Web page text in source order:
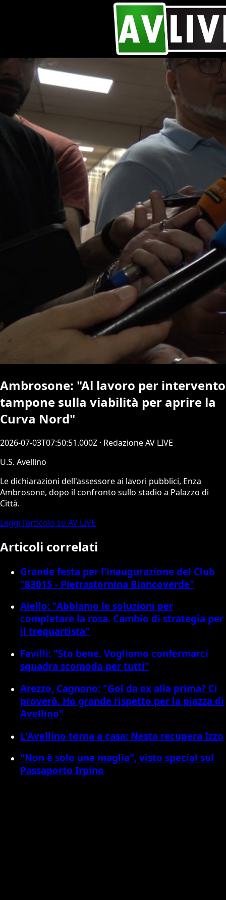
Ambrosone: "Al lavoro per intervento
tampone sulla viabilità per aprire la
Curva Nord"
2026-07-03T07:50:51.000Z · Redazione AV LIVE
U.S. Avellino
Le dichiarazioni dell'assessore ai lavori pubblici, Enza
Ambrosone, dopo il confronto sullo stadio a Palazzo di
Città.
Leggi l’articolo su AV LIVE
Articoli correlati
Grande festa per l'inaugurazione del Club
"83015 - Pietrastornina Biancoverde"
Aiello: "Abbiamo le soluzioni per
completare la rosa. Cambio di strategia per
il trequartista"
Favilli: "Sto bene. Vogliamo confermarci
squadra scomoda per tutti"
Arezzo, Cagnano: "Gol da ex alla prima? Ci
proverò. Ho grande rispetto per la piazza di
Avellino"
L'Avellino torna a casa: Nesta recupera Izzo
"Non è solo una maglia", visto special sul
Passaporto Irpino